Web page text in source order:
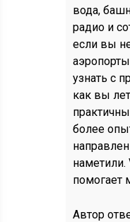
вода,
радио и
если вы
узнать с
как вы
более
наметили.
помогает
Автор